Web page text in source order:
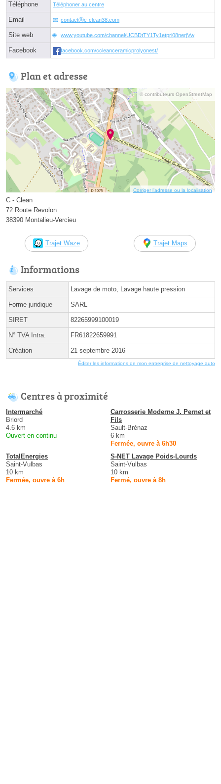
Téléphone Téléphoner au centre
Email contactⓐc-clean38.com
Site web www.youtube.com/channel/UCBDtTY1Ty1etpri08nerjVw
Facebook facebook.com/ccleanceramicprolyonest/
Plan et adresse
© contributeurs OpenStreetMap
Corriger l’adresse ou la localisation
C - Clean
72 Route Revolon
38390 Montalieu-Vercieu
Trajet Waze Trajet Maps
Informations
Services Lavage de moto, Lavage haute pression
Forme juridique SARL
SIRET 82265999100019
N° TVA Intra. FR61822659991
Création 21 septembre 2016
Éditer les informations de mon entreprise de nettoyage auto
Centres à proximité
Intermarché
Briord
4.6 km
Ouvert en continu
Carrosserie Moderne J. Pernet et
Fils
Sault-Brénaz
6 km
Fermée, ouvre à 6h30
TotalEnergies
Saint-Vulbas
10 km
Fermée, ouvre à 6h
S-NET Lavage Poids-Lourds
Saint-Vulbas
10 km
Fermé, ouvre à 8h